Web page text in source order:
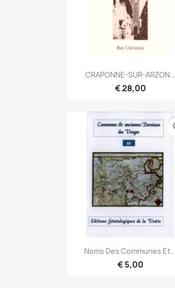
Snel bekijken
CRAPONNE-SUR-ARZON...
€ 28,00
Snel bekijken
Noms Des Communes Et...
€ 5,00